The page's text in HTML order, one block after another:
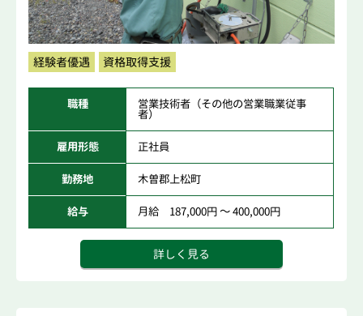
経験者優遇 資格取得支援
職種 営業技術者（その他の営業職業従事
者）
雇用形態 正社員
勤務地 木曽郡上松町
給与 月給 187,000円 ～ 400,000円
詳しく見る